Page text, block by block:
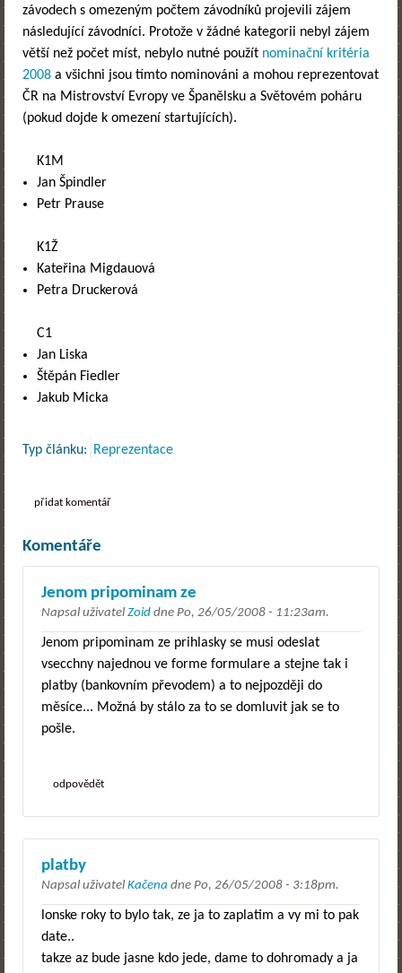
závodech s omezeným počtem závodníků projevili zájem
následující závodníci. Protože v žádné kategorii nebyl zájem
větší než počet míst, nebylo nutné použít nominační kritéria
2008 a všichni jsou tímto nominováni a mohou reprezentovat
ČR na Mistrovství Evropy ve Španělsku a Světovém poháru
(pokud dojde k omezení startujících).
K1M
Jan Špindler
Petr Prause
K1Ž
Kateřina Migdauová
Petra Druckerová
C1
Jan Liska
Štěpán Fiedler
Jakub Micka
Typ článku: Reprezentace
přidat komentář
Komentáře
Jenom pripominam ze
Napsal uživatel Zoid dne Po, 26/05/2008 - 11:23am.
Jenom pripominam ze prihlasky se musi odeslat
vsecchny najednou ve forme formulare a stejne tak i
platby (bankovním převodem) a to nejpozději do
měsíce... Možná by stálo za to se domluvit jak se to
pošle.
odpovědět
platby
Napsal uživatel Kačena dne Po, 26/05/2008 - 3:18pm.
lonske roky to bylo tak, ze ja to zaplatim a vy mi to pak
date..
takze az bude jasne kdo jede, dame to dohromady a ja